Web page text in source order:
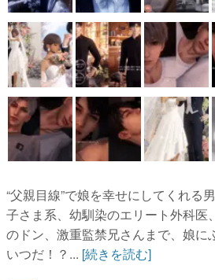
“父親目線”で娘を幸せにしてくれる
子さま系、幼馴染のエリート外科医
のドン、激重監禁兄さんまで、娘に
いつだ！？... [続きを読む]